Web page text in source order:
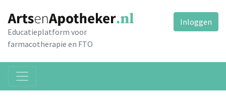
Educatieplatform voor
farmacotherapie en FTO
Inloggen